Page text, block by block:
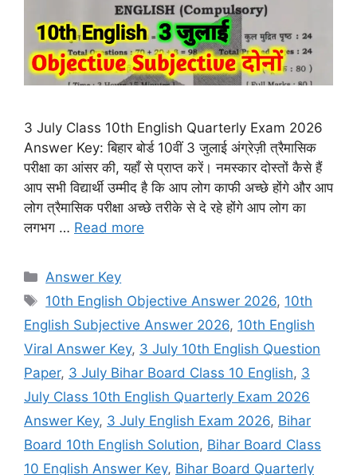
3 July Class 10th English Quarterly Exam 2026
Answer Key: बिहार बोर्ड 10वीं 3 जुलाई अंग्रेज़ी त्रैमासिक
परीक्षा का आंसर की, यहाँ से प्राप्त करें। नमस्कार दोस्तों कैसे हैं
आप सभी विद्यार्थी उम्मीद है कि आप लोग काफी अच्छे होंगे और आप
लोग त्रैमासिक परीक्षा अच्छे तरीके से दे रहे होंगे आप लोग का
लगभग … Read more
Categories
Answer Key
Tags
10th English Objective Answer 2026, 10th
English Subjective Answer 2026, 10th English
Viral Answer Key, 3 July 10th English Question
Paper, 3 July Bihar Board Class 10 English, 3
July Class 10th English Quarterly Exam 2026
Answer Key, 3 July English Exam 2026, Bihar
Board 10th English Solution, Bihar Board Class
10 English Answer Key, Bihar Board Quarterly